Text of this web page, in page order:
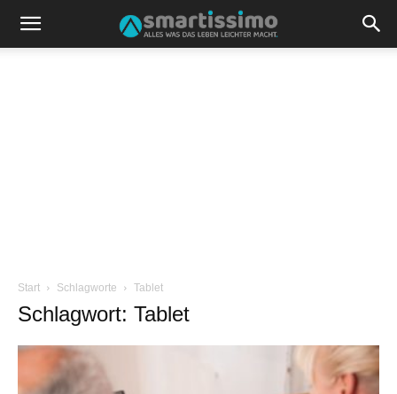
Start Schlagworte Tablet
Schlagwort: Tablet